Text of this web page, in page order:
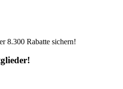
8.300 Rabatte sichern!